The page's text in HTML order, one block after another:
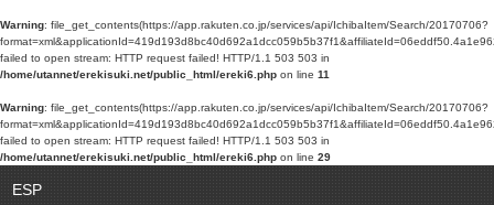
Warning: file_get_contents(https://app.rakuten.co.jp/services/api/IchibaItem/Search/20170706?
failed to open stream: HTTP request failed! HTTP/1.1 503 503 in
/home/utannet/erekisuki.net/public_html/ereki6.php on line 11
Warning: file_get_contents(https://app.rakuten.co.jp/services/api/IchibaItem/Search/20170706?
failed to open stream: HTTP request failed! HTTP/1.1 503 503 in
/home/utannet/erekisuki.net/public_html/ereki6.php on line 29
ESP